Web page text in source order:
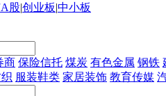
股|创业板|中小板
商 保险信托 煤炭 有色金属 钢铁
服装鞋类 家居装饰 教育传媒